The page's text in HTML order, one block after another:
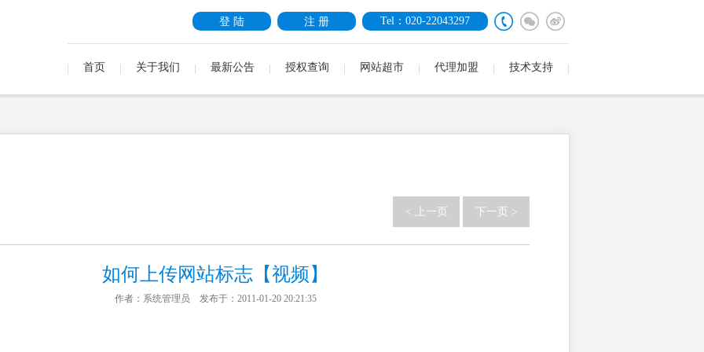
Tel：020-22043297
注 册
登 陆
首页 关于我们 最新公告 授权查询 网站超市 代理加盟 技术支持
下一页 >
< 上一页
如何上传网站标志【视频】
作者：系统管理员 发布于：2011-01-20 20:21:35